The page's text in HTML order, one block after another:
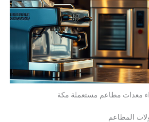
معدات مطاعم مستعملة مكة
المطاعم